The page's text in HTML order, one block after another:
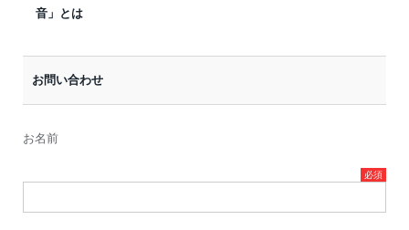
音」とは
お問い合わせ
お名前